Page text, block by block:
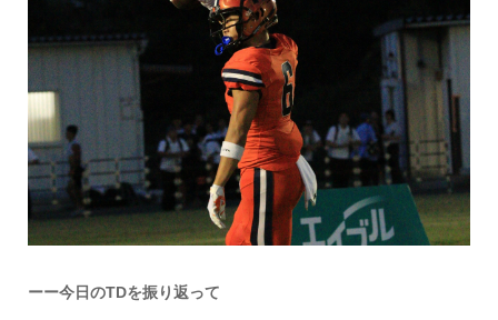
ーー今日のTDを振り返って